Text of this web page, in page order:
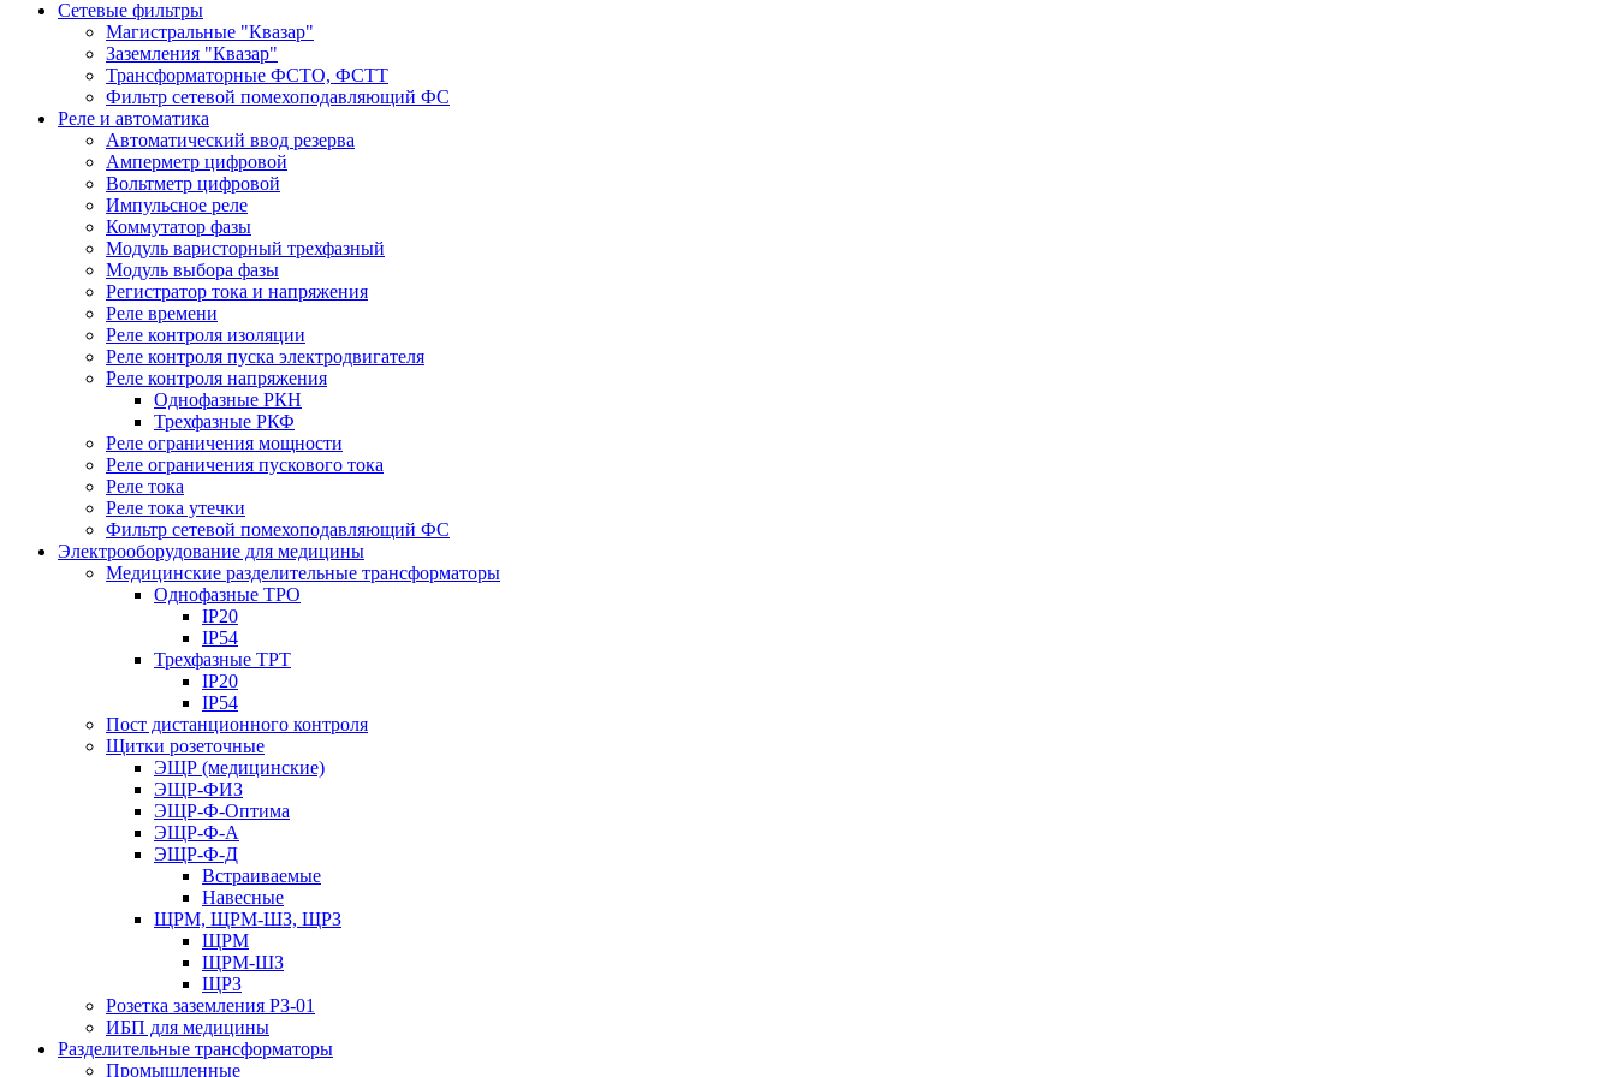
Сетевые фильтры
Магистральные "Квазар"
Заземления "Квазар"
Трансформаторные ФСТО, ФСТТ
Фильтр сетевой помехоподавляющий ФС
Реле и автоматика
Автоматический ввод резерва
Амперметр цифровой
Вольтметр цифровой
Импульсное реле
Коммутатор фазы
Модуль варисторный трехфазный
Модуль выбора фазы
Регистратор тока и напряжения
Реле времени
Реле контроля изоляции
Реле контроля пуска электродвигателя
Реле контроля напряжения
Однофазные РКН
Трехфазные РКФ
Реле ограничения мощности
Реле ограничения пускового тока
Реле тока
Реле тока утечки
Фильтр сетевой помехоподавляющий ФС
Электрооборудование для медицины
Медицинские разделительные трансформаторы
Однофазные ТРО
IP20
IP54
Трехфазные ТРТ
IP20
IP54
Пост дистанционного контроля
Щитки розеточные
ЭЩР (медицинские)
ЭЩР-ФИЗ
ЭЩР-Ф-Оптима
ЭЩР-Ф-А
ЭЩР-Ф-Д
Встраиваемые
Навесные
ЩРМ, ЩРМ-ШЗ, ЩРЗ
ЩРМ
ЩРМ-ШЗ
ЩРЗ
Розетка заземления РЗ-01
ИБП для медицины
Разделительные трансформаторы
Промышленные